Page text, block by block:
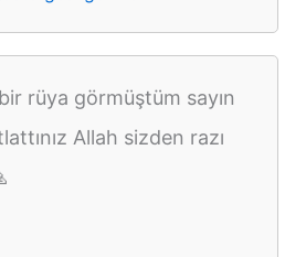
rüya görmüştüm sayın
Allah sizden razı